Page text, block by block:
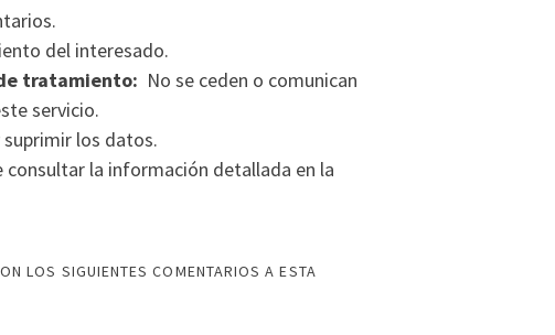
del interesado.
tratamiento: No se ceden o comunican
servicio.
los datos.
consultar la información detallada en la
LOS SIGUIENTES COMENTARIOS A ESTA